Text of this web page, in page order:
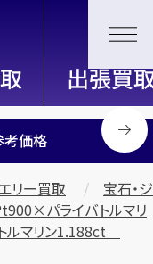
の買取専門店「買取大
考価格
リー買取
宝石・ジ
パライバトルマリ
ルマリン1.188ct